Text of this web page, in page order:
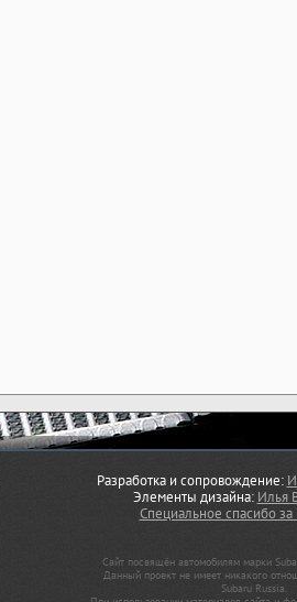
Разработка и сопровождение:
Элементы дизайна: Илья
Специальное спасибо
Сайт посвящён автомобилям марки
Данный проект не имеет никакого
Subaru Russia.